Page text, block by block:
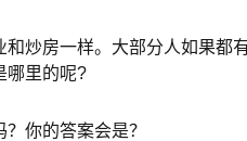
炒房一样。大部分人如果
哪里的呢?
你的答案会是？